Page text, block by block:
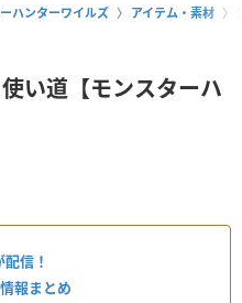
ハンターワイルズ アイテム・素材
い道【モンスターハ
信！
報まとめ